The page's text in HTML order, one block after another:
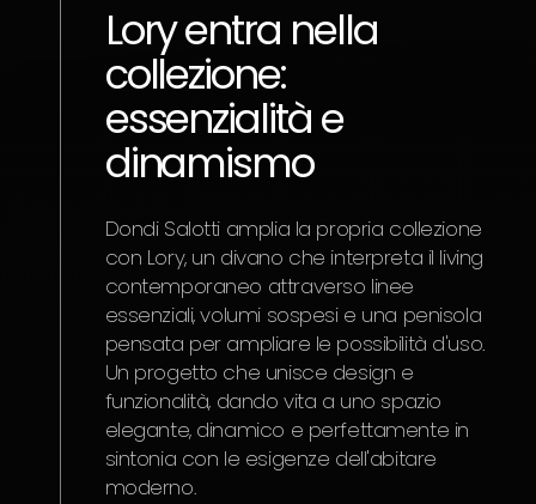
Lory entra nella
collezione:
essenzialità e
dinamismo
Dondi Salotti amplia la propria collezione
con Lory, un divano che interpreta il living
contemporaneo attraverso linee
essenziali, volumi sospesi e una penisola
pensata per ampliare le possibilità d'uso.
Un progetto che unisce design e
funzionalità, dando vita a uno spazio
elegante, dinamico e perfettamente in
sintonia con le esigenze dell'abitare
moderno.